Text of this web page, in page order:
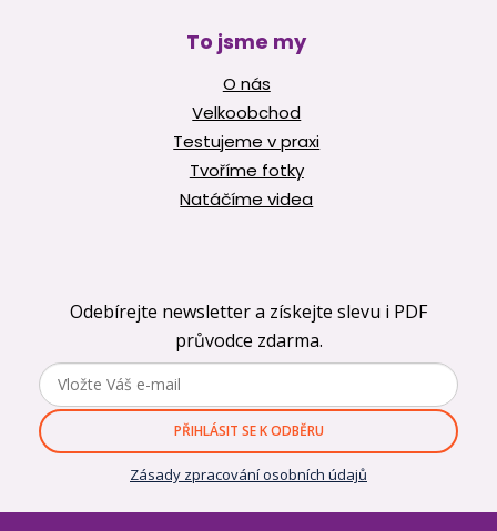
To jsme my
O nás
Velkoobchod
Testujeme v praxi
Tvoříme fotky
Natáčíme videa
Odebírejte newsletter a získejte slevu i PDF
průvodce zdarma.
PŘIHLÁSIT SE K ODBĚRU
Zásady zpracování osobních údajů